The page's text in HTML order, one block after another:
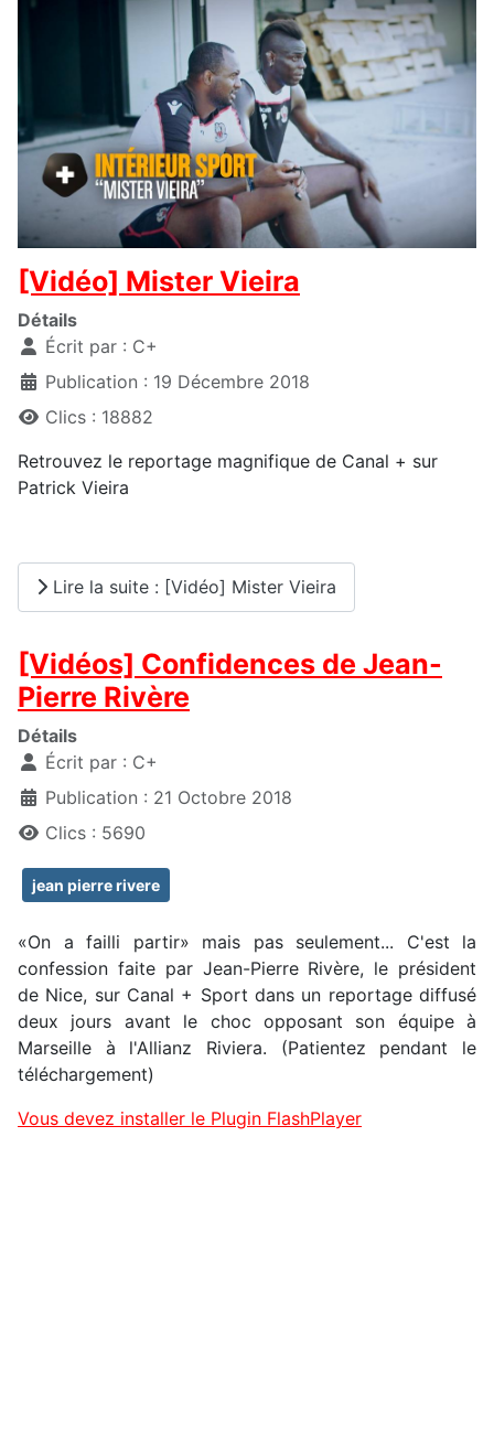
[Vidéo] Mister Vieira
Détails
Écrit par : C+
Publication : 19 Décembre 2018
Clics : 18882
Retrouvez le reportage magnifique de Canal + sur
Patrick Vieira
Lire la suite : [Vidéo] Mister Vieira
[Vidéos] Confidences de Jean-
Pierre Rivère
Détails
Écrit par : C+
Publication : 21 Octobre 2018
Clics : 5690
jean pierre rivere
«On a failli partir» mais pas seulement... C'est la
confession faite par Jean-Pierre Rivère, le président
de Nice, sur Canal + Sport dans un reportage diffusé
deux jours avant le choc opposant son équipe à
Marseille à l'Allianz Riviera. (Patientez pendant le
téléchargement)
Vous devez installer le Plugin FlashPlayer